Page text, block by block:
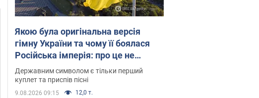
Якою була оригінальна версія
гімну України та чому її боялася
Російська імперія: про це не
розповідають у школі
Державним символом є тільки перший
куплет та приспів пісні
9.08.2026 09:15 12,0 т.